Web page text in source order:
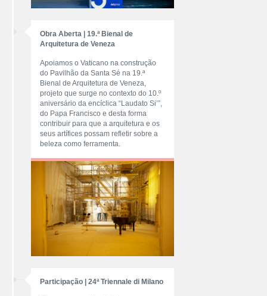
Obra Aberta | 19.ª Bienal de
Arquitetura de Veneza
Apoiamos o Vaticano na construção
do Pavilhão da Santa Sé na 19.ª
Bienal de Arquitetura de Veneza,
projeto que surge no contexto do 10.º
aniversário da encíclica “Laudato Si’”,
do Papa Francisco e desta forma
contribuir para que a arquitetura e os
seus artífices possam refletir sobre a
beleza como ferramenta.
Participação | 24ª Triennale di Milano